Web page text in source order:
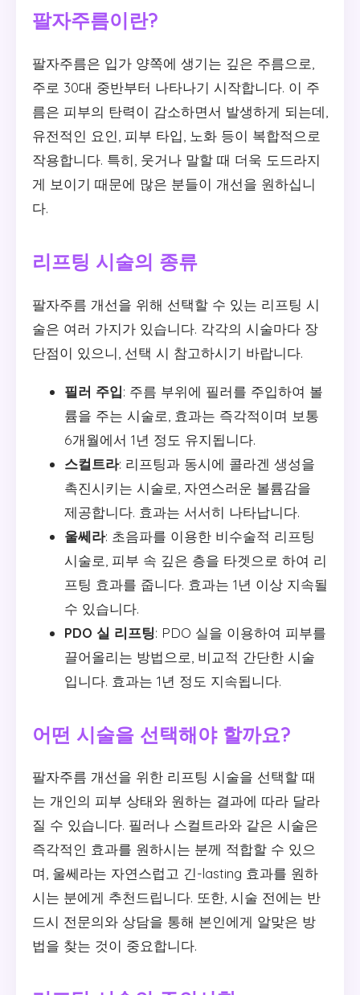
팔자주름이란?
팔자주름은 입가 양쪽에 생기는 깊은 주름으로,
주로 30대 중반부터 나타나기 시작합니다. 이 주
름은 피부의 탄력이 감소하면서 발생하게 되는데,
유전적인 요인, 피부 타입, 노화 등이 복합적으로
작용합니다. 특히, 웃거나 말할 때 더욱 도드라지
게 보이기 때문에 많은 분들이 개선을 원하십니
다.
리프팅 시술의 종류
팔자주름 개선을 위해 선택할 수 있는 리프팅 시
술은 여러 가지가 있습니다. 각각의 시술마다 장
단점이 있으니, 선택 시 참고하시기 바랍니다.
필러 주입: 주름 부위에 필러를 주입하여 볼
륨을 주는 시술로, 효과는 즉각적이며 보통
6개월에서 1년 정도 유지됩니다.
스컬트라: 리프팅과 동시에 콜라겐 생성을
촉진시키는 시술로, 자연스러운 볼륨감을
제공합니다. 효과는 서서히 나타납니다.
울쎄라: 초음파를 이용한 비수술적 리프팅
시술로, 피부 속 깊은 층을 타겟으로 하여 리
프팅 효과를 줍니다. 효과는 1년 이상 지속될
수 있습니다.
PDO 실 리프팅: PDO 실을 이용하여 피부를
끌어올리는 방법으로, 비교적 간단한 시술
입니다. 효과는 1년 정도 지속됩니다.
어떤 시술을 선택해야 할까요?
팔자주름 개선을 위한 리프팅 시술을 선택할 때
는 개인의 피부 상태와 원하는 결과에 따라 달라
질 수 있습니다. 필러나 스컬트라와 같은 시술은
즉각적인 효과를 원하시는 분께 적합할 수 있으
며, 울쎄라는 자연스럽고 긴-lasting 효과를 원하
시는 분에게 추천드립니다. 또한, 시술 전에는 반
드시 전문의와 상담을 통해 본인에게 알맞은 방
법을 찾는 것이 중요합니다.